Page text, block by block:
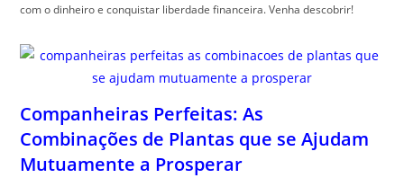
com o dinheiro e conquistar liberdade financeira. Venha descobrir!
Companheiras Perfeitas: As
Combinações de Plantas que se Ajudam
Mutuamente a Prosperar